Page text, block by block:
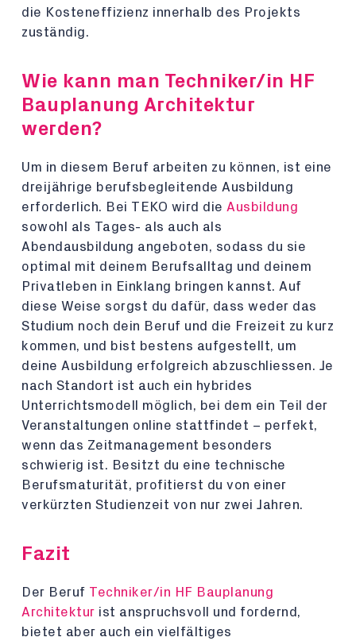
die Kosteneffizienz innerhalb des Projekts
zuständig.
Wie kann man Techniker/in HF
Bauplanung Architektur
werden?
Um in diesem Beruf arbeiten zu können, ist eine
dreijährige berufsbegleitende Ausbildung
erforderlich. Bei TEKO wird die Ausbildung
sowohl als Tages- als auch als
Abendausbildung angeboten, sodass du sie
optimal mit deinem Berufsalltag und deinem
Privatleben in Einklang bringen kannst. Auf
diese Weise sorgst du dafür, dass weder das
Studium noch dein Beruf und die Freizeit zu kurz
kommen, und bist bestens aufgestellt, um
deine Ausbildung erfolgreich abzuschliessen. Je
nach Standort ist auch ein hybrides
Unterrichtsmodell möglich, bei dem ein Teil der
Veranstaltungen online stattfindet – perfekt,
wenn das Zeitmanagement besonders
schwierig ist. Besitzt du eine technische
Berufsmaturität, profitierst du von einer
verkürzten Studienzeit von nur zwei Jahren.
Fazit
Der Beruf Techniker/in HF Bauplanung
Architektur ist anspruchsvoll und fordernd,
bietet aber auch ein vielfältiges